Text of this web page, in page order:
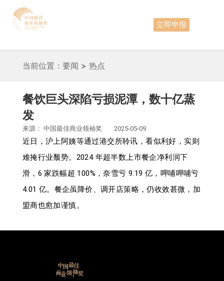
立即申报
当前位置： 要闻 > 热点
餐饮巨头深陷亏损泥潭，数十亿蒸
发
来源： 中国最佳商业领袖奖 2025-05-09
近日，沪上阿姨等通过港交所聆讯，看似利好，实则
难掩行业颓势。2024 年超半数上市餐企净利润下
滑，6 家跌幅超 100%，奈雪亏 9.19 亿，呷哺呷哺亏
4.01 亿。餐企虽降价、调开店策略，仍收效甚微，加
盟商也愈加谨慎。